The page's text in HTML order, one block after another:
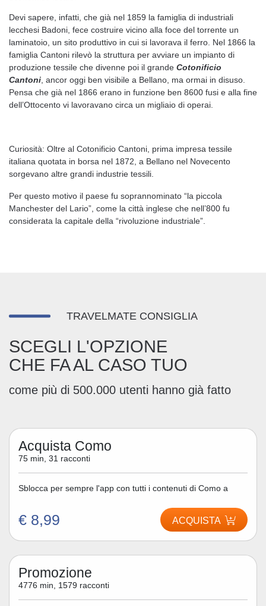
Devi sapere, infatti, che già nel 1859 la famiglia di industriali
lecchesi Badoni, fece costruire vicino alla foce del torrente un
laminatoio, un sito produttivo in cui si lavorava il ferro. Nel 1866 la
famiglia Cantoni rilevò la struttura per avviare un impianto di
produzione tessile che divenne poi il grande Cotonificio
Cantoni , ancor oggi ben visibile a Bellano, ma ormai in disuso.
Pensa che già nel 1866 erano in funzione ben 8600 fusi e alla fine
dell’Ottocento vi lavoravano circa un migliaio di operai.
Curiosità: Oltre al Cotonificio Cantoni, prima impresa tessile
italiana quotata in borsa nel 1872, a Bellano nel Novecento
sorgevano altre grandi industrie tessili.
Per questo motivo il paese fu soprannominato “la piccola
Manchester del Lario”, come la città inglese che nell’800 fu
considerata la capitale della “rivoluzione industriale”.
TRAVELMATE CONSIGLIA
SCEGLI L'OPZIONE
CHE FA AL CASO TUO
come più di 500.000 utenti hanno già fatto
Acquista Como
75 min, 31 racconti
Sblocca per sempre l'app con tutti i contenuti di Como a
€ 8,99 ACQUISTA
Promozione
4776 min, 1579 racconti